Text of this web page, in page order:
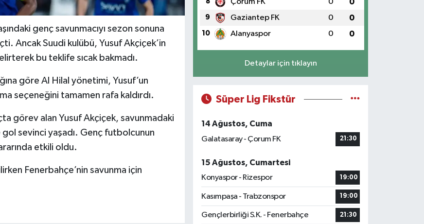
genç savunmacıyı sezon sonuna
Ancak Suudi kulübü, Yusuf Akçiçek’in
bu teklife sıcak bakmadı.
göre Al Hilal yönetimi, Yusuf’un
seçeneğini tamamen rafa kaldırdı.
görev alan Yusuf Akçiçek, savunmadaki
gol sevinci yaşadı. Genç futbolcunun
etkili oldu.
Fenerbahçe’nin savunma için
Çorum FK 0 0
9 Gaziantep FK 0 0
10 Alanyaspor 0 0
Detaylar için tıklayın
Süper Lig Fikstür
14 Ağustos, Cuma
Galatasaray - Çorum FK
21:30
15 Ağustos, Cumartesi
Konyaspor - Rizespor
19:00
Kasımpaşa - Trabzonspor 19:00
Gençlerbirliği S.K. - Fenerbahçe 21:30